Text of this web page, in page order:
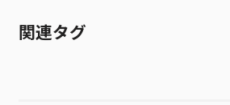
関連タグ